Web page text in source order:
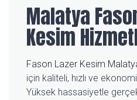
Malatya
Kesim
Fason Lazer Kesim
için kaliteli, hızlı ve
Yüksek hassasiyetle